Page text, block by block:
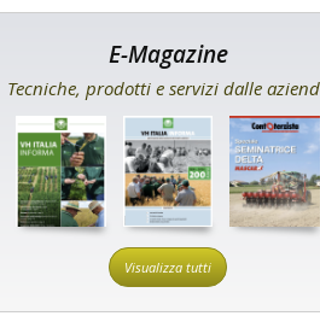
E-Magazine
Tecniche, prodotti e servizi dalle
Visualizza tutti